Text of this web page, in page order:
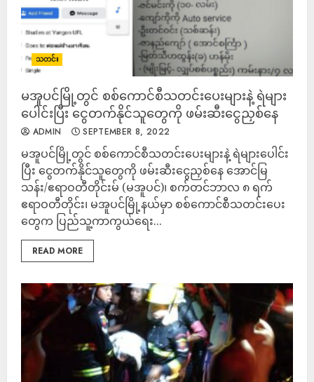
သတင်း
မအူပင်မြို့တွင် စစ်ကောင်စီသတင်းပေးများနဲ့ ရဲများ
ပေါင်းပြီး ငွေတက်နိုင်သူတွေကို ဖမ်းဆီးငွေညှစ်နေ
ADMIN SEPTEMBER 8, 2022
မအူပင်မြို့တွင် စစ်ကောင်စီသတင်းပေးများနဲ့ ရဲများပေါင်း
ပြီး ငွေတက်နိုင်သူတွေကို ဖမ်းဆီးငွေညှစ်နေ အောင်မြ
သန်း/ဧရာဝတီတိုင်းမ် (မအူပင်)၊ စက်တင်ဘာလ ၈ ရက်
ဧရာဝတီတိုင်း၊ မအူပင်မြို့နယ်မှာ စစ်ကောင်စီသတင်းပေး
တွေက ပြည်သူ့ကာကွယ်ရေး...
READ MORE